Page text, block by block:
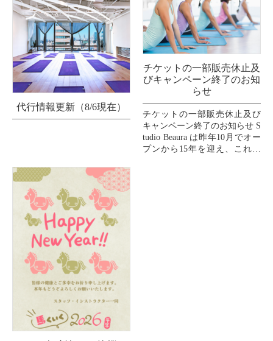
代行情報更新（8/6現在）
チケットの一部販売休止及
びキャンペーン終了のお知
らせ
チケットの一部販売休止及び
キャンペーン終了のお知らせ S
tudio Beaura は昨年10月でオー
プンから15年を迎え、これま